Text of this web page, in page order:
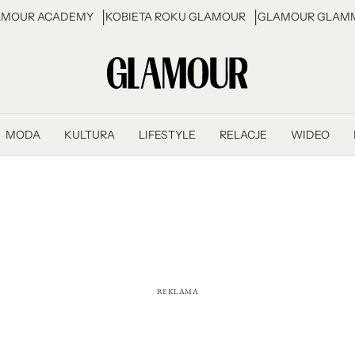
ACADEMY KOBIETA ROKU GLAMOUR GLAMOUR
MODA KULTURA LIFESTYLE RELACJE WIDEO